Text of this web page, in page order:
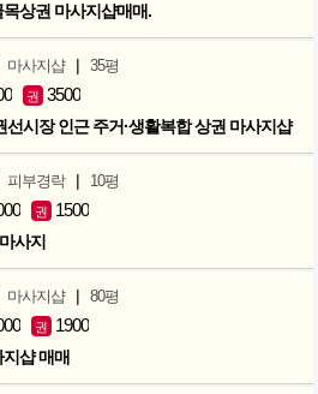
상권 마사지샵매매.
마사지샵 | 35평
권 3500
선시장 인근 주거·생활복합 상권 마사지샵
피부경락 | 10평
권 1500
사지
마사지샵 | 80평
권 1900
샵 매매